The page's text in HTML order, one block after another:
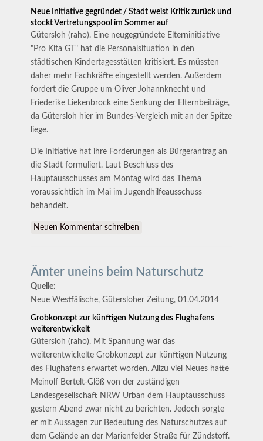
Neue Initiative gegründet / Stadt weist Kritik zurück und
stockt Vertretungspool im Sommer auf
Gütersloh (raho). Eine neugegründete Elterninitiative
"Pro Kita GT" hat die Personalsituation in den
städtischen Kindertagesstätten kritisiert. Es müssten
daher mehr Fachkräfte eingestellt werden. Außerdem
fordert die Gruppe um Oliver Johannknecht und
Friederike Liekenbrock eine Senkung der Elternbeiträge,
da Gütersloh hier im Bundes-Vergleich mit an der Spitze
liege.
Die Initiative hat ihre Forderungen als Bürgerantrag an
die Stadt formuliert. Laut Beschluss des
Hauptausschusses am Montag wird das Thema
voraussichtlich im Mai im Jugendhilfeausschuss
behandelt.
Neuen Kommentar schreiben
Ämter uneins beim Naturschutz
Quelle:
Neue Westfälische, Gütersloher Zeitung, 01.04.2014
Grobkonzept zur künftigen Nutzung des Flughafens
weiterentwickelt
Gütersloh (raho). Mit Spannung war das
weiterentwickelte Grobkonzept zur künftigen Nutzung
des Flughafens erwartet worden. Allzu viel Neues hatte
Meinolf Bertelt-Glöß von der zuständigen
Landesgesellschaft NRW Urban dem Hauptausschuss
gestern Abend zwar nicht zu berichten. Jedoch sorgte
er mit Aussagen zur Bedeutung des Naturschutzes auf
dem Gelände an der Marienfelder Straße für Zündstoff.